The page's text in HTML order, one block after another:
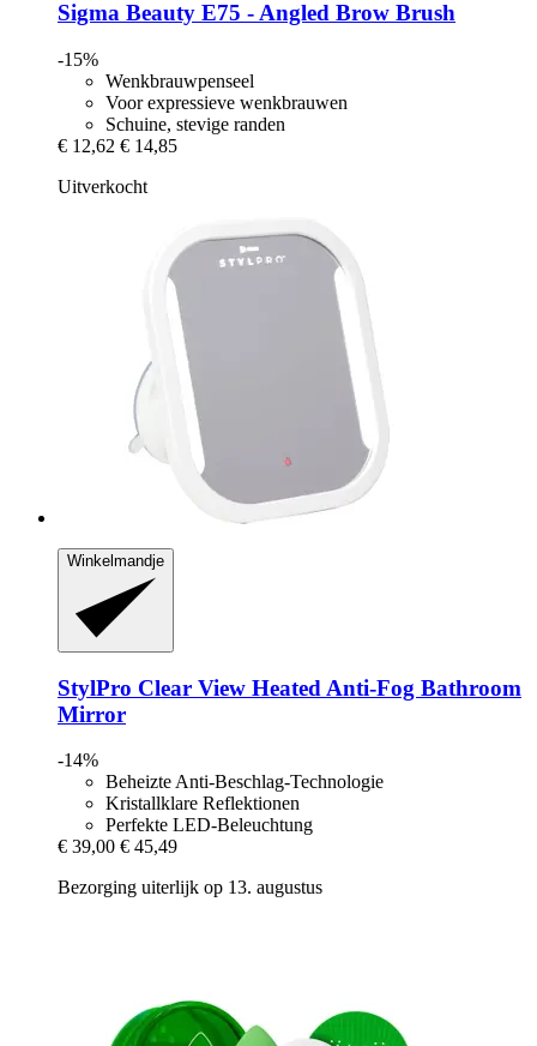
Sigma Beauty E75 -​ Angled Brow Brush
-15%
Wenkbrauwpenseel
Voor expressieve wenkbrauwen
Schuine, stevige randen
€ 12,62 € 14,85
Uitverkocht
Winkelmandje
StylPro Clear View Heated Anti-​Fog Bathroom
Mirror
-14%
Beheizte Anti-Beschlag-Technologie
Kristallklare Reflektionen
Perfekte LED-Beleuchtung
€ 39,00 € 45,49
Bezorging uiterlijk op 13. augustus